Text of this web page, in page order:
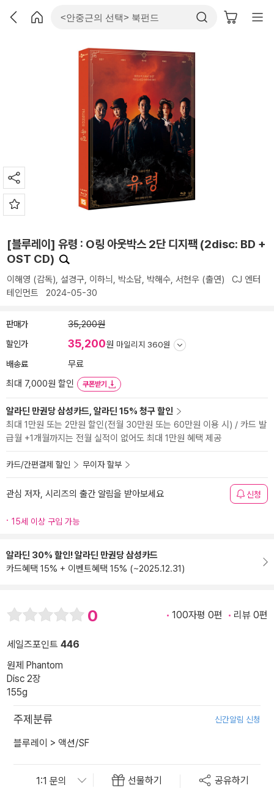
[블루레이] 유령 : O링 아웃박스 2단 디지팩 (2disc: BD +
OST CD)
이해영 (감독), 설경구, 이하늬 , 박소담, 박해수, 서현우 (출연) CJ 엔터
테인먼트 2024-05-30
판매가 35,200원
할인가 35,200원 마일리지 360원
배송료
무료
최대 7,000원 할인
쿠폰받기
알라딘 만권당 삼성카드, 알라딘 15% 청구 할인
최대 1만원 또는 2만원 할인(전월 30만원 또는 60만원 이용 시) / 카드 발
급월 +1개월까지는 전월 실적이 없어도 최대 1만원 혜택 제공
카드/간편결제 할인 무이자 할부
관심 저자, 시리즈의 출간 알림을 받아보세요 신청
15세 이상 구입 가능
알라딘 30% 할인! 알라딘 만권당 삼성카드
카드혜택 15% + 이벤트혜택 15% (~2025.12.31)
0 100자평 0편 리뷰 0편
세일즈포인트 446
원제 Phantom
Disc 2장
155g
주제분류 신간알림 신청
블루레이 > 액션/SF
선물하기 공유하기